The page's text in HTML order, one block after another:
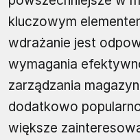
kluczowym
wdrażanie jest
wymagania
zarządzania
dodatkowo
większe